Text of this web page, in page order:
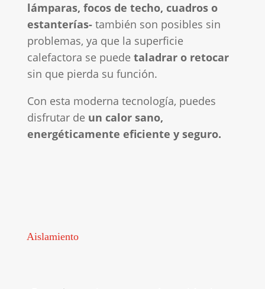
lámparas, focos de techo, cuadros o
estanterías-también son posibles sin
problemas, ya que la superficie
calefactora se puede taladrar o retocar
sin que pierda su función.
Con esta moderna tecnología, puedes
disfrutar de un calor sano,
energéticamente eficiente y seguro.
Aislamiento